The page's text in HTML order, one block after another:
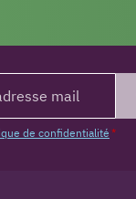
de confidentialité*